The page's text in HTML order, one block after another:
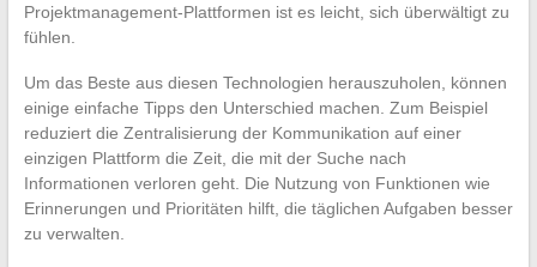
Projektmanagement-Plattformen ist es leicht, sich überwältigt zu
fühlen.
Um das Beste aus diesen Technologien herauszuholen, können
einige einfache Tipps den Unterschied machen. Zum Beispiel
reduziert die Zentralisierung der Kommunikation auf einer
einzigen Plattform die Zeit, die mit der Suche nach
Informationen verloren geht. Die Nutzung von Funktionen wie
Erinnerungen und Prioritäten hilft, die täglichen Aufgaben besser
zu verwalten.